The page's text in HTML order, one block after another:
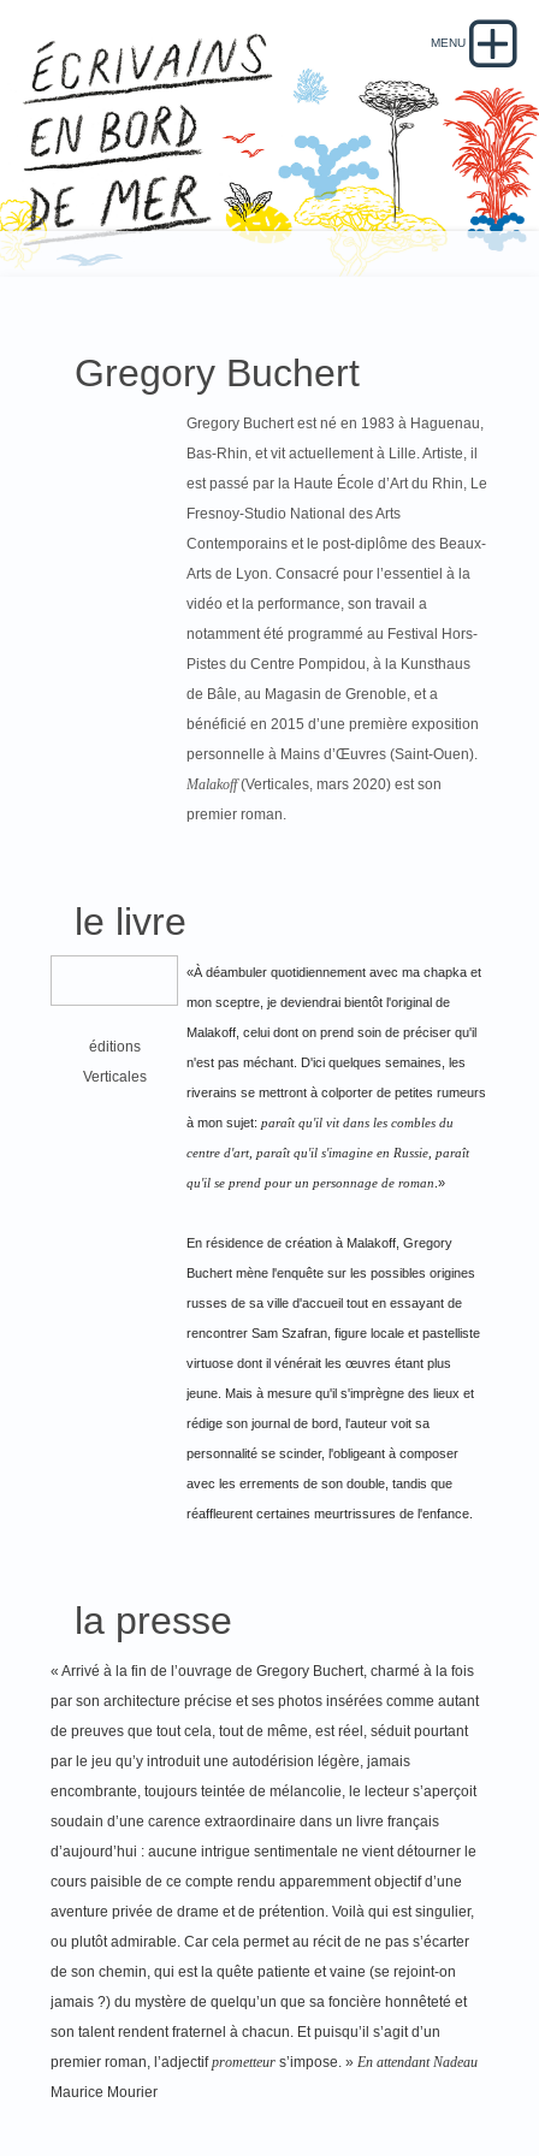
Gregory Buchert
Gregory Buchert est né en 1983 à Haguenau,
Bas-Rhin, et vit actuellement à Lille. Artiste, il
est passé par la Haute École d’Art du Rhin, Le
Fresnoy-Studio National des Arts
Contemporains et le post-diplôme des Beaux-
Arts de Lyon. Consacré pour l’essentiel à la
vidéo et la performance, son travail a
notamment été programmé au Festival Hors-
Pistes du Centre Pompidou, à la Kunsthaus
de Bâle, au Magasin de Grenoble, et a
bénéficié en 2015 d’une première exposition
personnelle à Mains d’Œuvres (Saint-Ouen).
Malakoff(Verticales, mars 2020) est son
premier roman.
le livre
éditions
Verticales
«À déambuler quotidiennement avec ma chapka et
mon sceptre, je deviendrai bientôt l'original de
Malakoff, celui dont on prend soin de préciser qu'il
n'est pas méchant. D'ici quelques semaines, les
riverains se mettront à colporter de petites rumeurs
à mon sujet: paraît qu'il vit dans les combles du
centre d'art, paraît qu'il s'imagine en Russie, paraît
qu'il se prend pour un personnage de roman .»
En résidence de création à Malakoff, Gregory
Buchert mène l'enquête sur les possibles origines
russes de sa ville d'accueil tout en essayant de
rencontrer Sam Szafran, figure locale et pastelliste
virtuose dont il vénérait les œuvres étant plus
jeune. Mais à mesure qu'il s'imprègne des lieux et
rédige son journal de bord, l'auteur voit sa
personnalité se scinder, l'obligeant à composer
avec les errements de son double, tandis que
réaffleurent certaines meurtrissures de l'enfance.
la presse
« Arrivé à la fin de l’ouvrage de Gregory Buchert, charmé à la fois
par son architecture précise et ses photos insérées comme autant
de preuves que tout cela, tout de même, est réel, séduit pourtant
par le jeu qu’y introduit une autodérision légère, jamais
encombrante, toujours teintée de mélancolie, le lecteur s’aperçoit
soudain d’une carence extraordinaire dans un livre français
d’aujourd’hui : aucune intrigue sentimentale ne vient détourner le
cours paisible de ce compte rendu apparemment objectif d’une
aventure privée de drame et de prétention. Voilà qui est singulier,
ou plutôt admirable. Car cela permet au récit de ne pas s’écarter
de son chemin, qui est la quête patiente et vaine (se rejoint-on
jamais ?) du mystère de quelqu’un que sa foncière honnêteté et
son talent rendent fraternel à chacun. Et puisqu’il s’agit d’un
premier roman, l’adjectifprometteur s’impose. »En attendant Nadeau
Maurice Mourier